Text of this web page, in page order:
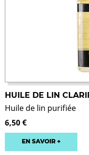
HUILE DE LIN
Huile de lin purifiée
6,50 €
EN SAVOIR +